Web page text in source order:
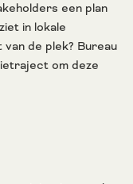
een plan
in lokale
de plek? Bureau
om deze